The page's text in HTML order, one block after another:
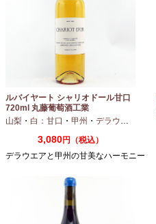
ルバイヤート シャリオドール甘口
720ml 丸藤葡萄酒工業
山梨 ・ 白：甘口 ・ 甲州 ・ デラウエア
3,080円（税込）
デラウエアと甲州の甘美なハーモニー